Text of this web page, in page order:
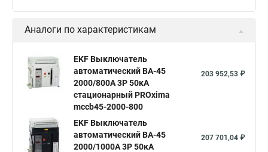
Аналоги по характеристикам
EKF Выключатель
автоматический ВА-45
2000/800А 3P 50кА
стационарный PROxima
mccb45-2000-800
203 952,53 ₽
EKF Выключатель
автоматический ВА-45
2000/1000А 3P 50кА
207 701,04 ₽